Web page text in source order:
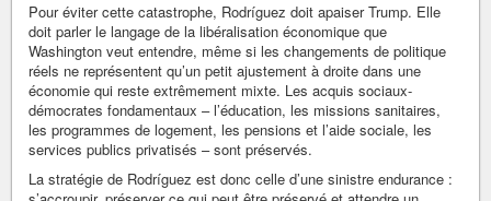
Pour éviter cette catastrophe, Rodríguez doit apaiser Trump. Elle
doit parler le langage de la libéralisation économique que
Washington veut entendre, même si les changements de politique
réels ne représentent qu’un petit ajustement à droite dans une
économie qui reste extrêmement mixte. Les acquis sociaux-
démocrates fondamentaux – l’éducation, les missions sanitaires,
les programmes de logement, les pensions et l’aide sociale, les
services publics privatisés – sont préservés.
La stratégie de Rodríguez est donc celle d’une sinistre endurance :